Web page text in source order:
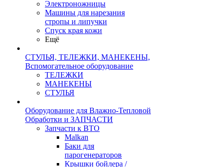
Электроножницы
Машины для нарезания
стропы и липучки
Спуск края кожи
Ещё
СТУЛЬЯ, ТЕЛЕЖКИ, МАНЕКЕНЫ,
Вспомогательное оборудование
ТЕЛЕЖКИ
МАНЕКЕНЫ
СТУЛЬЯ
Оборудование для Влажно-Тепловой
Обработки и ЗАПЧАСТИ
Запчасти к ВТО
Malkan
Баки для
парогенераторов
Крышки бойлера /